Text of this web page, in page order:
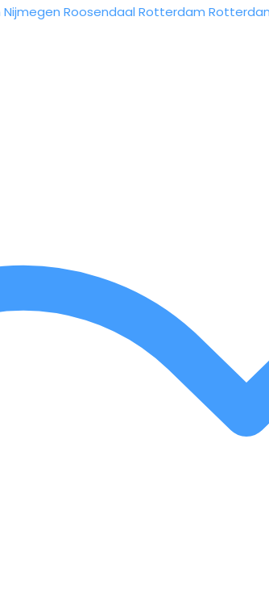
Nijmegen Roosendaal Rotterdam